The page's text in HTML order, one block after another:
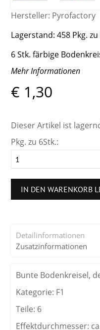
Hersteller: Pyrofactory
Lagerstand:458 Pkg. zu
6 Stk. färbige
Mehr Informationen
€ 1,30
Dieser Artikel ist
Pkg. zu 6Stk.:
IN DEN WARENKORB
Detailinformationen
Zusatzinformationen
Bunte Bodenkreisel,
Kategorie: F1
Teile: 6
Effektdurchmesser: